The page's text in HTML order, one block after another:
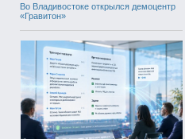
Во Владивостоке открылся демоцентр
«Гравитон»